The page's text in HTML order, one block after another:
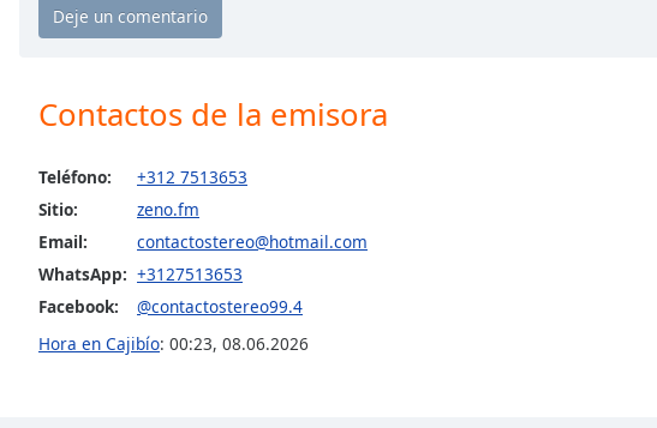
cancel
window.
Color
Opacity
Contactos de la emisora
Teléfono:
+312 7513653
Sitio:
zeno.fm
Email:
contactostereo@hotmail.com
WhatsApp: +3127513653
Facebook:
@contactostereo99.4
Hora en Cajibío: 00:23, 08.06.2026